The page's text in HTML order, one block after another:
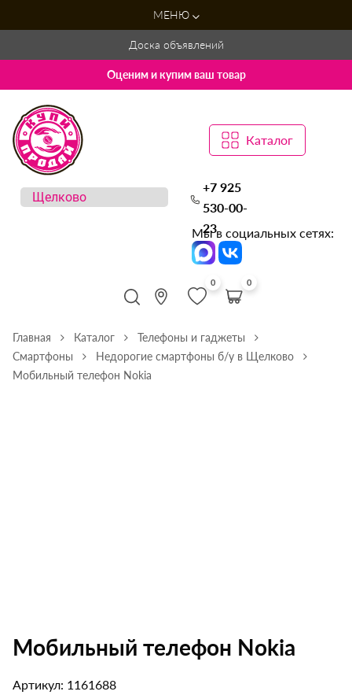
МЕНЮ
Доска объявлений
Оценим и купим ваш товар
Каталог
+7 925
530-00-
23
Мы в социальных сетях:
0 0
Главная Каталог
Телефоны и гаджеты
Смартфоны
Недорогие смартфоны б/у в Щелково
Мобильный телефон Nokia
Мобильный телефон Nokia
Артикул: 1161688